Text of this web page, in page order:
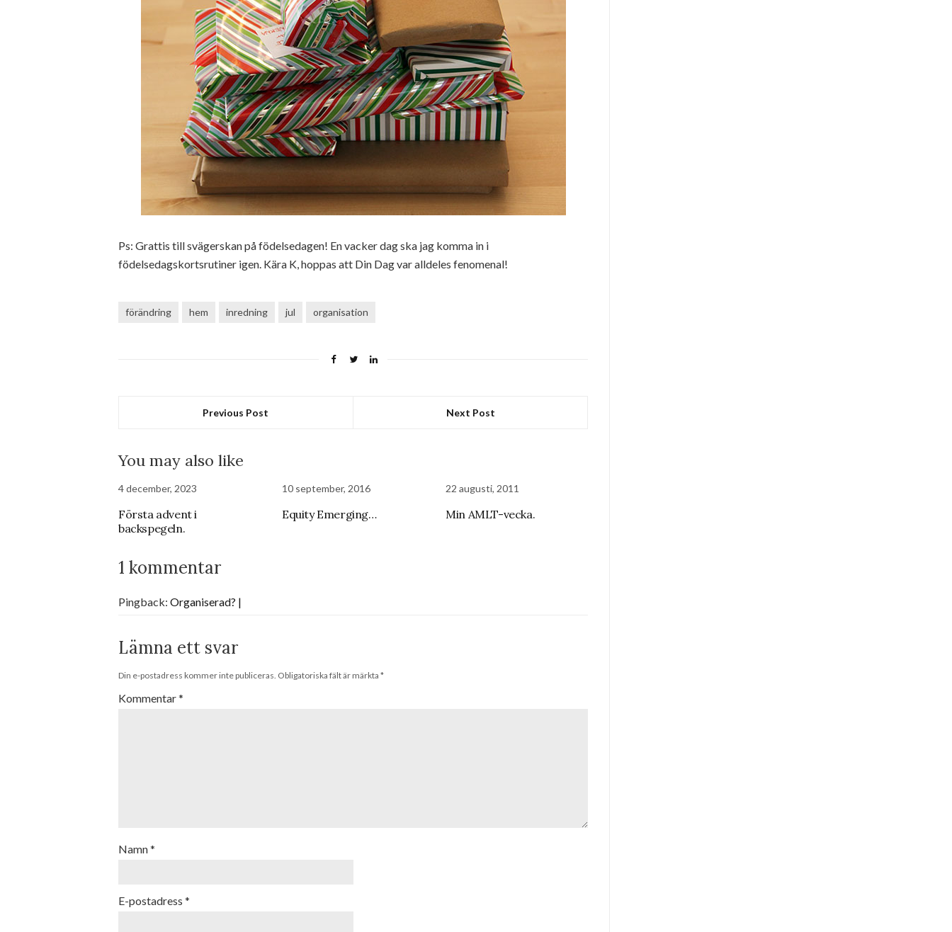
Ps: Grattis till svägerskan på födelsedagen! En vacker dag ska jag komma in i
födelsedagskortsrutiner igen. Kära K, hoppas att Din Dag var alldeles fenomenal!
förändring hem inredning jul organisation
Previous Post Next Post
You may also like
4 december, 2023
Första advent i
backspegeln.
10 september, 2016
Equity Emerging…
22 augusti, 2011
Min AMLT-vecka.
1 kommentar
Pingback: Organiserad? |
Lämna ett svar
Din e-postadress kommer inte publiceras. Obligatoriska fält är märkta *
Kommentar*
Namn*
E-postadress *